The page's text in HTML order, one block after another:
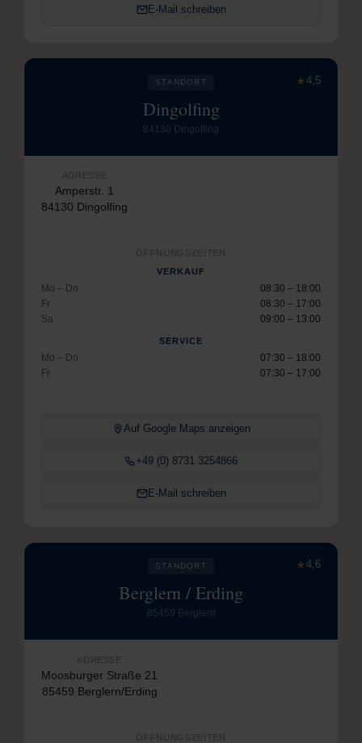
E-Mail schreiben
★4,5
STANDORT
Dingolfing
84130 Dingolfing
ADRESSE
Amperstr. 1
84130 Dingolfing
ÖFFNUNGSZEITEN
VERKAUF
Mo – Do
08:30 – 18:00
Fr
08:30 – 17:00
Sa
09:00 – 13:00
SERVICE
Mo – Do
07:30 – 18:00
Fr
07:30 – 17:00
Auf Google Maps anzeigen
+49 (0) 8731 3254866
E-Mail schreiben
★4,6
STANDORT
Berglern / Erding
85459 Berglern
ADRESSE
Moosburger Straße 21
85459 Berglern/Erding
ÖFFNUNGSZEITEN